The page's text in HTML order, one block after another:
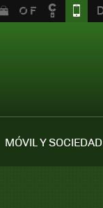
MÓVIL Y SOCIEDAD